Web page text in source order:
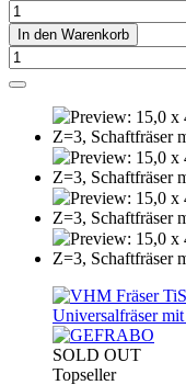
In den Warenkorb
SOLD OUT
Topseller